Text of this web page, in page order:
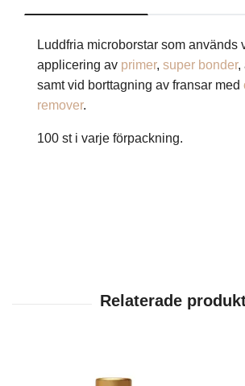
Luddfria microborstar som används
applicering av primer, super bonder,
samt vid borttagning av fransar med
remover.
100 st i varje förpackning.